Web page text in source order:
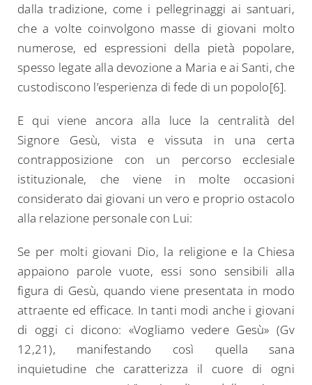
dalla tradizione, come i pellegrinaggi ai santuari,
che a volte coinvolgono masse di giovani molto
numerose, ed espressioni della pietà popolare,
spesso legate alla devozione a Maria e ai Santi, che
custodiscono l’esperienza di fede di un popolo[6].
E qui viene ancora alla luce la centralità del
Signore Gesù, vista e vissuta in una certa
contrapposizione con un percorso ecclesiale
istituzionale, che viene in molte occasioni
considerato dai giovani un vero e proprio ostacolo
alla relazione personale con Lui:
Se per molti giovani Dio, la religione e la Chiesa
appaiono parole vuote, essi sono sensibili alla
figura di Gesù, quando viene presentata in modo
attraente ed efficace. In tanti modi anche i giovani
di oggi ci dicono: «Vogliamo vedere Gesù» (Gv
12,21), manifestando così quella sana
inquietudine che caratterizza il cuore di ogni